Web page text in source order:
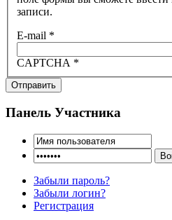
записи.
E-mail *
CAPTCHA *
Отправить
Панель Участника
Забыли пароль?
Забыли логин?
Регистрация